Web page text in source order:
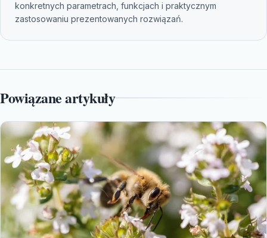
konkretnych parametrach, funkcjach i praktycznym
zastosowaniu prezentowanych rozwiązań.
Powiązane artykuły